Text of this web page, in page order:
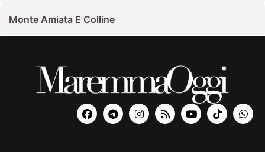
Monte Amiata E Colline